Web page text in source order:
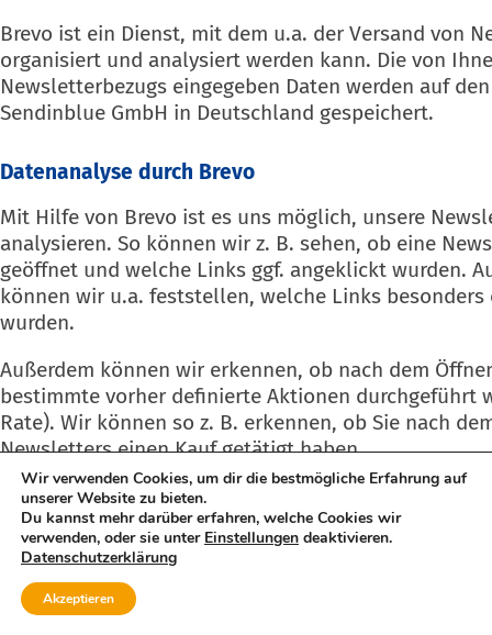
Mitglied werden
Brevo ist ein Dienst, mit dem u.a. der Versand von
organisiert und analysiert werden kann. Die von
Newsletterbezugs eingegeben Daten werden auf
Sendinblue GmbH in Deutschland gespeichert.
Datenanalyse durch Brevo
Mit Hilfe von Brevo ist es uns möglich, unsere
analysieren. So können wir z. B. sehen, ob eine
geöffnet und welche Links ggf. angeklickt wurden.
können wir u.a. feststellen, welche Links
wurden.
Außerdem können wir erkennen, ob nach dem
bestimmte vorher definierte Aktionen durchgeführt
Rate). Wir können so z. B. erkennen, ob Sie nach
Newsletters einen Kauf getätigt haben.
Brevo ermöglicht es uns auch, die Newsletter-
verschiedener Kategorien zu unterteilen
die Newsletterempfänger z. B. nach Alter,
jeweiligen Zielgruppen anpassen.
Wir verwenden Cookies, um dir die bestmögliche Erfahrung auf
unserer Website zu bieten.
Du kannst mehr darüber erfahren, welche Cookies wir
verwenden, oder sie unter Einstellungen deaktivieren.
Datenschutzerklärung
Akzeptieren